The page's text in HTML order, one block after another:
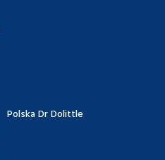
Polska Dr Dolittle